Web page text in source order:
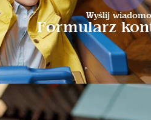
Wyślij
Formularz